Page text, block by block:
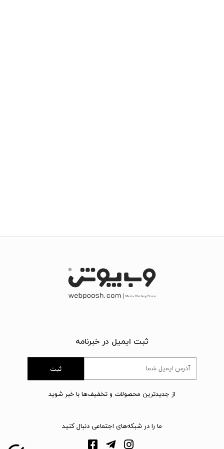
ثبت ایمیل در خبرنامه
ثبت
از جدیدترین محصولات و تخفیف‌ها با خبر شوید
ما را در شبکه‌های اجتماعی دنبال کنید